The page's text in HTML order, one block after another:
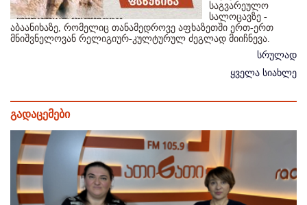
საგვარეულო
სალოცავზე -
აბაანიხაზე, რომელიც თანამედროვე აფხაზეთში ერთ-ერთ
მნიშვნელოვან რელიგიურ-კულტურულ ძეგლად მიიჩნევა.
სრულად
ყველა სიახლე
გადაცემები